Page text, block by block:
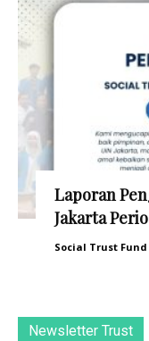
Laporan
Jakarta
Social Trust
Newsletter Trust